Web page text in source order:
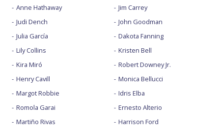
Anne Hathaway
Judi Dench
Julia García
Lily Collins
Kira Miró
Henry Cavill
Margot Robbie
Romola Garai
Martiño Rivas
Jim Carrey
John Goodman
Dakota Fanning
Kristen Bell
Robert Downey Jr.
Monica Bellucci
Idris Elba
Ernesto Alterio
Harrison Ford